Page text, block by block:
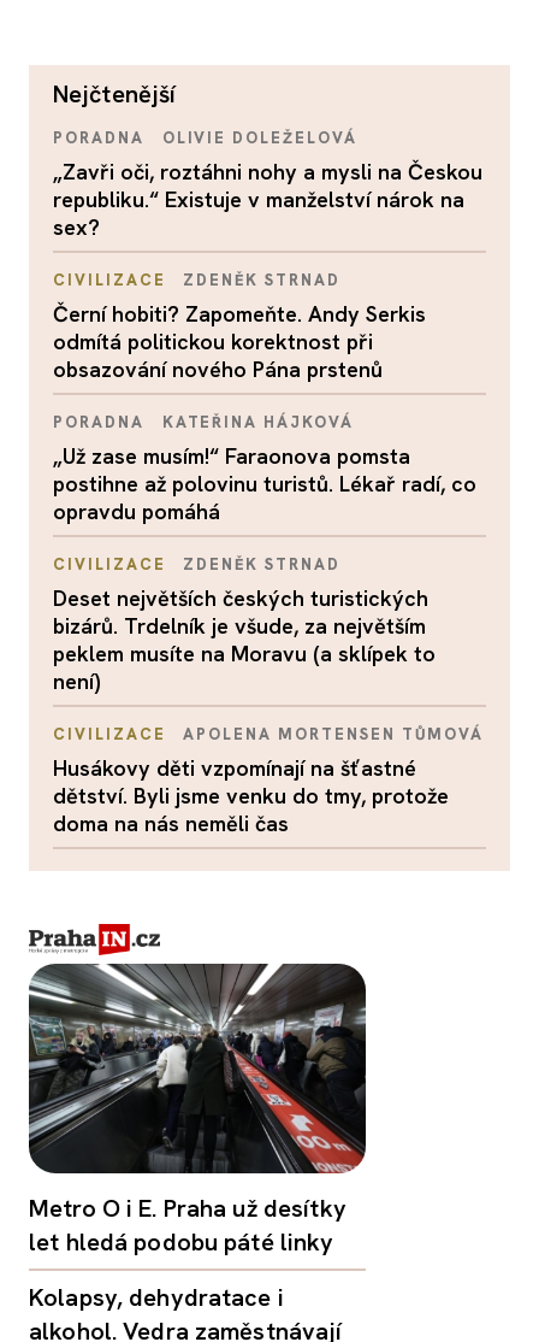
nejčtenější
PORADNA OLIVIE DOLEŽELOVÁ
„Zavři oči, roztáhni nohy a mysli na Českou
republiku.“ Existuje v manželství nárok na
sex?
CIVILIZACE ZDENĚK STRNAD
Černí hobiti? Zapomeňte. Andy Serkis
odmítá politickou korektnost při
obsazování nového Pána prstenů
PORADNA KATEŘINA HÁJKOVÁ
„Už zase musím!“ Faraonova pomsta
postihne až polovinu turistů. Lékař radí, co
opravdu pomáhá
CIVILIZACE ZDENĚK STRNAD
Deset největších českých turistických
bizárů. Trdelník je všude, za největším
peklem musíte na Moravu (a sklípek to
není)
CIVILIZACE APOLENA MORTENSEN TŮMOVÁ
Husákovy děti vzpomínají na šťastné
dětství. Byli jsme venku do tmy, protože
doma na nás neměli čas
Metro O i E. Praha už desítky
let hledá podobu páté linky
Kolapsy, dehydratace i
alkohol. Vedra zaměstnávají